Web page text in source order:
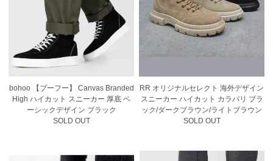
bohoo 【ブーフー】 Canvas Branded
High ハイカット スニーカー 厚底 ベ
ーシックデザイン ブラック
SOLD OUT
RR オリジナルセレクト 海外デザイン
スニーカー ハイカット カラバリ ブラ
ック/ダークブラウン/ライトブラウン
SOLD OUT